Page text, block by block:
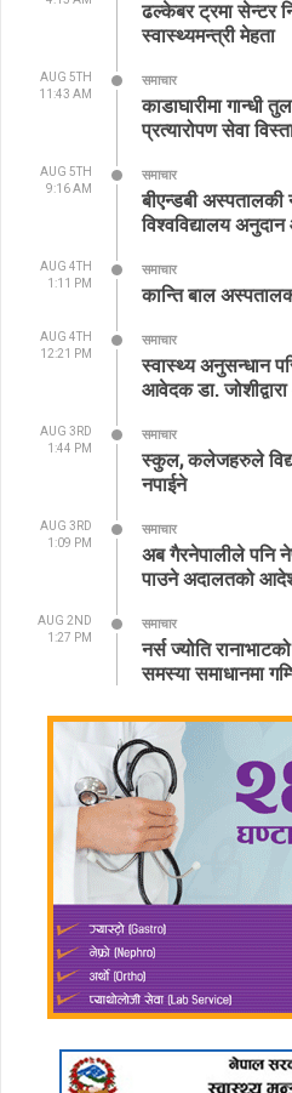
ढल्केबर ट्रमा सेन्टर
स्वास्थ्यमन्त्री मेहता
AUG 5TH
11:43 AM
समाचार
काडाघारीमा गान्धी
प्रत्यारोपण सेवा
AUG 5TH
9:16 AM
समाचार
बीएन्डबी अस्पतालकी
विश्वविद्यालय
AUG 4TH
1:11 PM
समाचार
कान्ति बाल
AUG 4TH
12:21 PM
समाचार
स्वास्थ्य अनुसन्धान
आवेदक डा.
AUG 3RD
1:44 PM
समाचार
स्कुल, कलेजहरुले
नपाईने
AUG 3RD
1:09 PM
समाचार
अब गैरनेपालीले पनि
पाउने अदालतको
AUG 2ND
1:27 PM
समाचार
नर्स ज्योति
समस्या समाधानमा